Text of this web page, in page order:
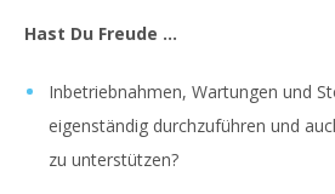
Hast Du Freude ...
Inbetriebnahmen, Wartungen und
eigenständig durchzuführen und
zu unterstützen?